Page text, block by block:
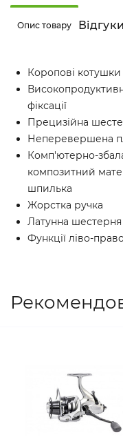
Опис товару Відгуки
Коропові котушки
фіксації
Прецизійна
Неперевершена
Комп'ютерно-
композитний
шпилька
Жорстка ручка
Латунна шестерня
Функції ліво-